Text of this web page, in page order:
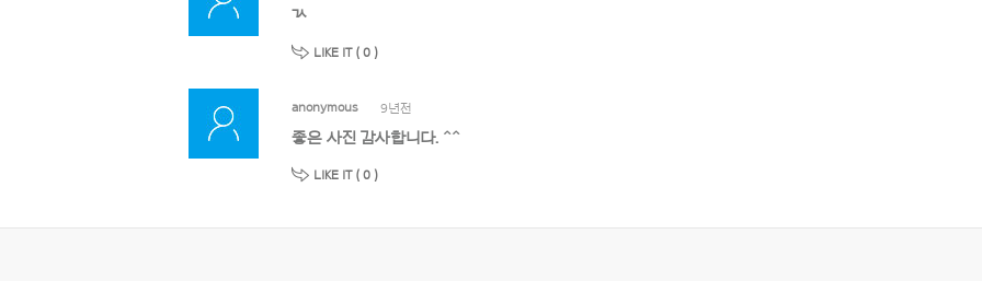
ㄳ
LIKE IT ( 0 )
anonymous 9년전
좋은 사진 감사합니다. ^^
LIKE IT ( 0 )